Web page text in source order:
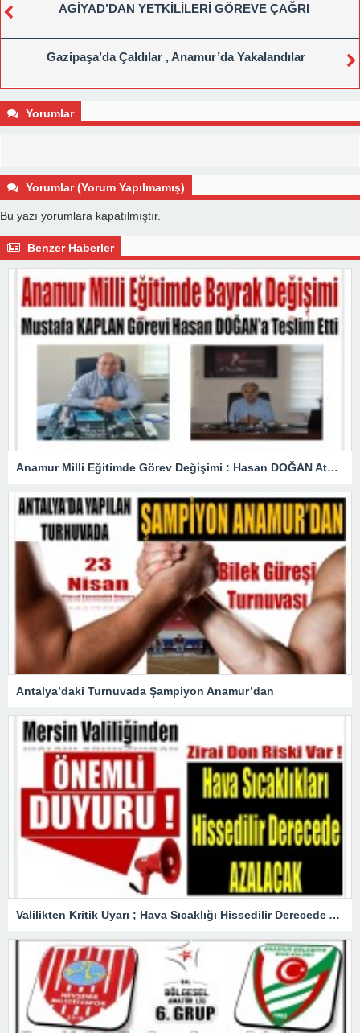
AGİYAD’DAN YETKİLİLERİ GÖREVE ÇAĞRI
Gazipaşa’da Çaldılar , Anamur’da Yakalandılar
Yorumlar
Yorumlar (Yorum Yapılmamış)
Bu yazı yorumlara kapatılmıştır.
Benzer Haberler
Anamur Milli Eğitimde Görev Değişimi : Hasan DOĞAN Atandı
Antalya’daki Turnuvada Şampiyon Anamur’dan
Valilikten Kritik Uyarı ; Hava Sıcaklığı Hissedilir Derecede Azalacak!